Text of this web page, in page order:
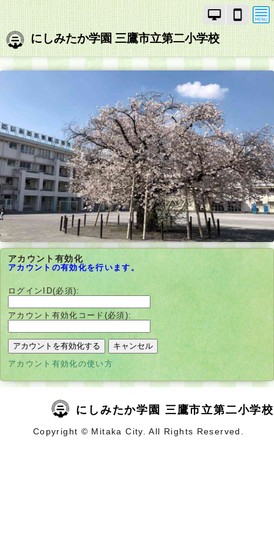
PC
モ
ー
ド
で
画
面
切
り
替
え
ス
マ
ー
ト
フ
ォ
ン
ー
面
を
切
り
替
え
にしみたか学園 三鷹市立第二小学校
アカウント有効化
アカウントの有効化を行います。
ログインID(必須):
アカウント有効化コード(必須):
アカウント有効化の使い方
ウ
ィ
ン
ウ
で
く
にしみたか学園 三鷹市立第二小学校
Copyright © Mitaka City. All Rights Reserved.